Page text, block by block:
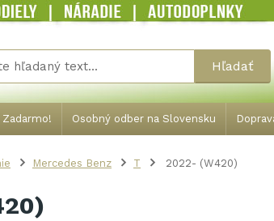
Osobný odber na Slovensku
Hľadať
Mercedes Benz T 2022- (W420)